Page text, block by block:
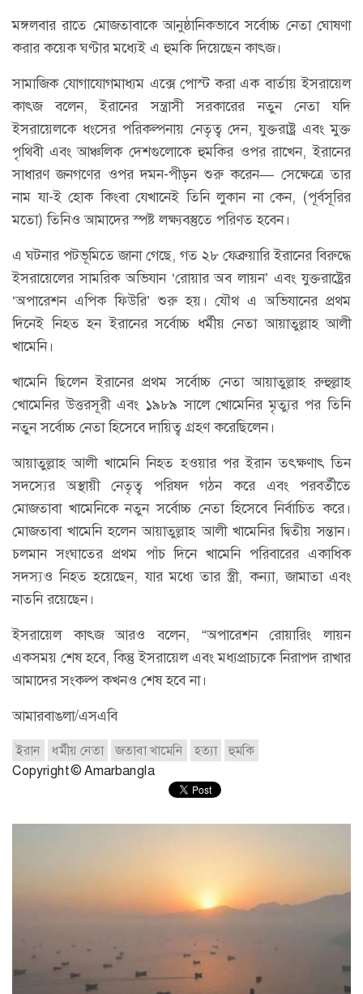
মঙ্গলবার রাতে মোজতাবাকে আনুষ্ঠানিকভাবে সর্বোচ্চ নেতা ঘোষণা
করার কয়েক ঘণ্টার মধ্যেই এ হুমকি দিয়েছেন কাৎজ।
সামাজিক যোগাযোগমাধ্যম এক্সে পোস্ট করা এক বার্তায় ইসরায়েল
কাৎজ বলেন, ইরানের সন্ত্রাসী সরকারের নতুন নেতা যদি
ইসরায়েলকে ধংসের পরিকল্পনায় নেতৃত্ব দেন, যুক্তরাষ্ট্র এবং মুক্ত
পৃথিবী এবং আঞ্চলিক দেশগুলোকে হুমকির ওপর রাখেন, ইরানের
সাধারণ জনগণের ওপর দমন-পীড়ন শুরু করেন— সেক্ষেত্রে তার
নাম যা-ই হোক কিংবা যেখানেই তিনি লুকান না কেন, (পূর্বসূরির
মতো) তিনিও আমাদের স্পষ্ট লক্ষ্যবস্তুতে পরিণত হবেন।
এ ঘটনার পটভূমিতে জানা গেছে, গত ২৮ ফেব্রুয়ারি ইরানের বিরুদ্ধে
ইসরায়েলের সামরিক অভিযান ‘রোয়ার অব লায়ন’ এবং যুক্তরাষ্ট্রের
‘অপারেশন এপিক ফিউরি’ শুরু হয়। যৌথ এ অভিযানের প্রথম
দিনেই নিহত হন ইরানের সর্বোচ্চ ধর্মীয় নেতা আয়াতুল্লাহ আলী
খামেনি।
খামেনি ছিলেন ইরানের প্রথম সর্বোচ্চ নেতা আয়াতুল্লাহ রুহুল্লাহ
খোমেনির উত্তরসূরী এবং ১৯৮৯ সালে খোমেনির মৃত্যুর পর তিনি
নতুন সর্বোচ্চ নেতা হিসেবে দায়িত্ব গ্রহণ করেছিলেন।
আয়াতুল্লাহ আলী খামেনি নিহত হওয়ার পর ইরান তৎক্ষণাৎ তিন
সদস্যের অস্থায়ী নেতৃত্ব পরিষদ গঠন করে এবং পরবর্তীতে
মোজতাবা খামেনিকে নতুন সর্বোচ্চ নেতা হিসেবে নির্বাচিত করে।
মোজতাবা খামেনি হলেন আয়াতুল্লাহ আলী খামেনির দ্বিতীয় সন্তান।
চলমান সংঘাতের প্রথম পাঁচ দিনে খামেনি পরিবারের একাধিক
সদস্যও নিহত হয়েছেন, যার মধ্যে তার স্ত্রী, কন্যা, জামাতা এবং
নাতনি রয়েছেন।
ইসরায়েল কাৎজ আরও বলেন, “অপারেশন রোয়ারিং লায়ন
একসময় শেষ হবে, কিন্তু ইসরায়েল এবং মধ্যপ্রাচ্যকে নিরাপদ রাখার
আমাদের সংকল্প কখনও শেষ হবে না।
আমারবাঙলা/এসএবি
ইরান ধর্মীয় নেতা জতাবা খামেনি হত্যা
হুমকি
Copyright © Amarbangla